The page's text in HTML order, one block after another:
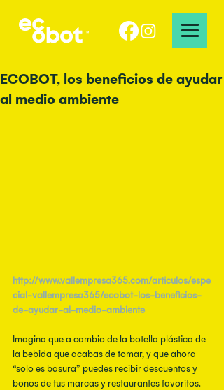
ECOBOT, los beneficios de ayudar
al medio ambiente
http://www.vallempresa365.com/articulos/espe
cial-vallempresa365/ecobot-los-beneficios-
de-ayudar-al-medio-ambiente​
Imagina que a cambio de la botella plástica de
la bebida que acabas de tomar, y que ahora
“solo es basura” puedes recibir descuentos y
bonos de tus marcas y restaurantes favoritos.